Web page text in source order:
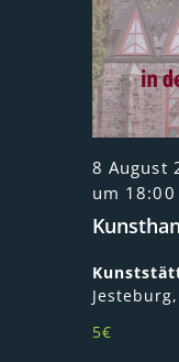
8 August
um 18:00
5€